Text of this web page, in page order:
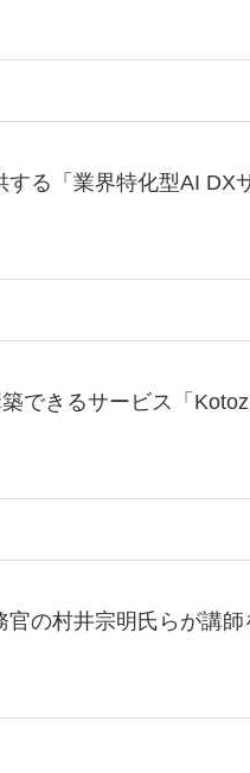
る「業界特化型AI DX
できるサービス「
の村井宗明氏らが講